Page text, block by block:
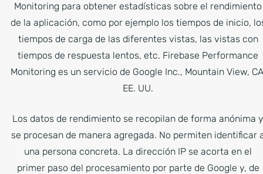
Monitoring para obtener estadísticas sobre el rendimiento
de la aplicación, como por ejemplo los tiempos de inicio,
tiempos de carga de las diferentes vistas, las vistas con
tiempos de respuesta lentos, etc. Firebase Performance
Monitoring es un servicio de Google Inc., Mountain View,
EE. UU.
Los datos de rendimiento se recopilan de forma anónima y
se procesan de manera agregada. No permiten identificar
una persona concreta. La dirección IP se acorta en el
primer paso del procesamiento por parte de Google y, de